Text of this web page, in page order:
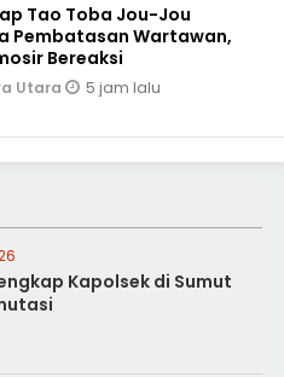
Tao Toba Jou-Jou
Pembatasan Wartawan,
Bereaksi
Utara 5 jam lalu
Kapolsek di Sumut